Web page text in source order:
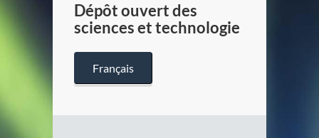
Dépôt ouvert des
sciences et technologie
Français